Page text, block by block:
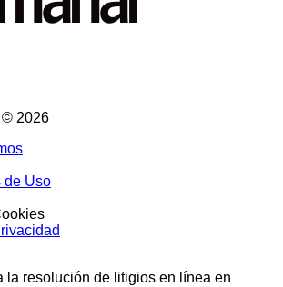
© 2026
de Uso
la resolución de litigios en línea en